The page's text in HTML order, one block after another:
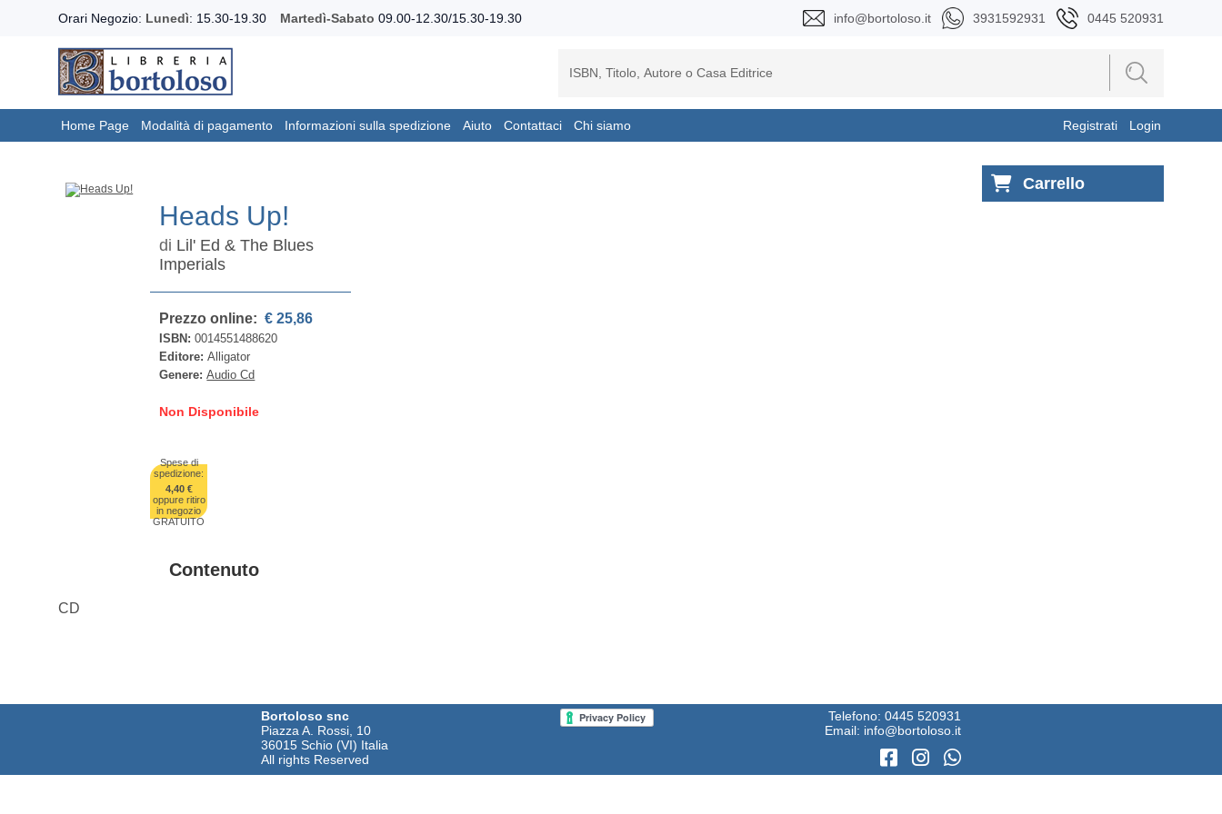
Orari Negozio: Lunedì: 15.30-19.30 Martedì-Sabato 09.00-12.30/15.30-19.30 info@bortoloso.it 3931592931 0445 520931
Home Page Modalità di pagamento Informazioni sulla spedizione Aiuto Contattaci Chi siamo Registrati Login
Heads Up!
di Lil' Ed & The Blues
Imperials
Prezzo online: € 25,86
ISBN:0014551488620
Editore:Alligator
Genere:Audio Cd
Non Disponibile
Spese di
spedizione:
4,40 €
oppure ritiro
in negozio
GRATUITO
Contenuto
CD
Carrello
Bortoloso snc
Piazza A. Rossi, 10
36015 Schio (VI) Italia
All rights Reserved
Telefono: 0445 520931
Email: info@bortoloso.it